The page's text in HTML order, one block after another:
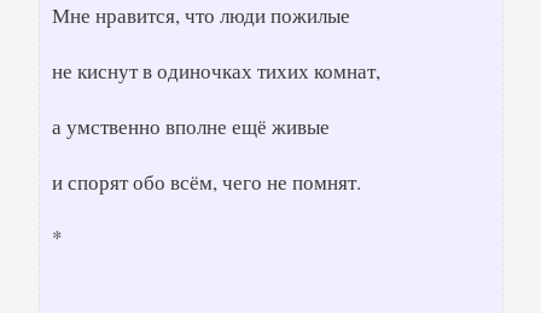
Мне нравится, что люди пожилые
не киснут в одиночках тихих комнат,
а умственно вполне ещё живые
и спорят обо всём, чего не помнят.
*